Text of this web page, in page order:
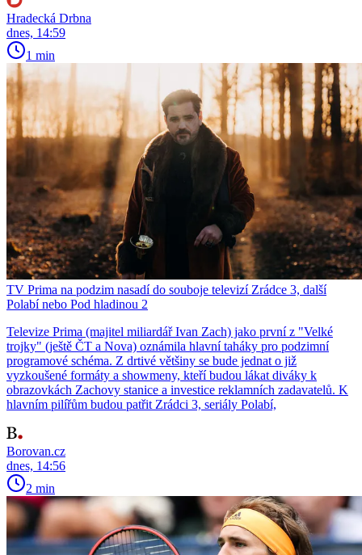
Hradecká Drbna
dnes, 14:59
1 min
TV Prima na podzim nasadí do souboje televizí Zrádce 3, další
Polabí nebo Pod hladinou 2
Televize Prima (majitel miliardář Ivan Zach) jako první z "Velké
trojky" (ještě ČT a Nova) oznámila hlavní taháky pro podzimní
programové schéma. Z drtivé většiny se bude jednat o již
vyzkoušené formáty a showmeny, kteří budou lákat diváky k
obrazovkách Zachovy stanice a investice reklamních zadavatelů. K
hlavním pilířům budou patřit Zrádci 3, seriály Polabí,
Borovan.cz
dnes, 14:56
2 min